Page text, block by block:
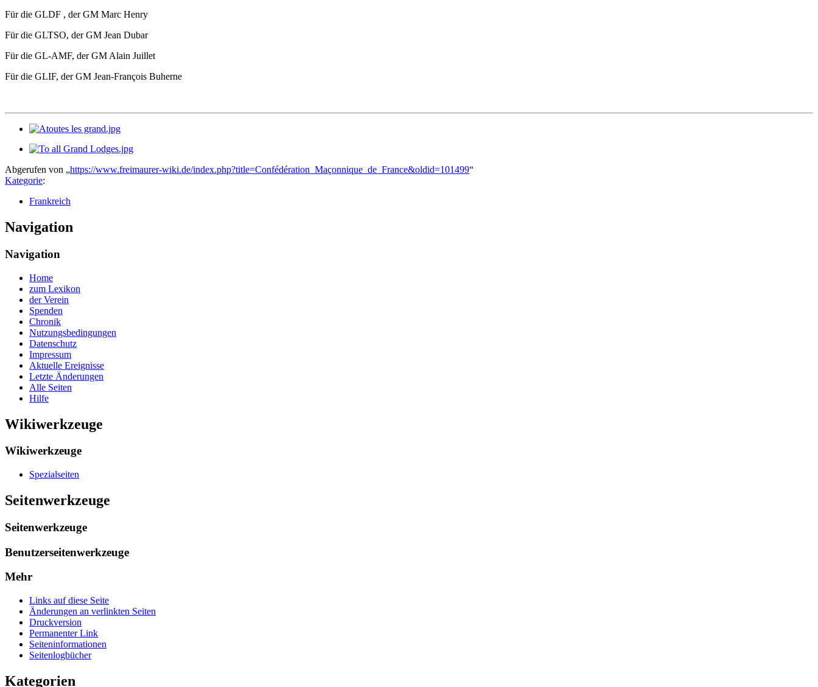
Für die GLDF , der GM Marc Henry
Für die GLTSO, der GM Jean Dubar
Für die GL-AMF, der GM Alain Juillet
Für die GLIF, der GM Jean-François Buherne
Abgerufen von „https://www.freimaurer-wiki.de/index.php?title=Confédération_Maçonnique_de_France&oldid=101499“
Kategorie:
Frankreich
Navigation
Navigation
Home
zum Lexikon
der Verein
Spenden
Chronik
Nutzungsbedingungen
Datenschutz
Impressum
Aktuelle Ereignisse
Letzte Änderungen
Alle Seiten
Hilfe
Wikiwerkzeuge
Wikiwerkzeuge
Spezialseiten
Seitenwerkzeuge
Seitenwerkzeuge
Benutzerseitenwerkzeuge
Mehr
Links auf diese Seite
Änderungen an verlinkten Seiten
Druckversion
Permanenter Link
Seiten­­informationen
Seitenlogbücher
Kategorien